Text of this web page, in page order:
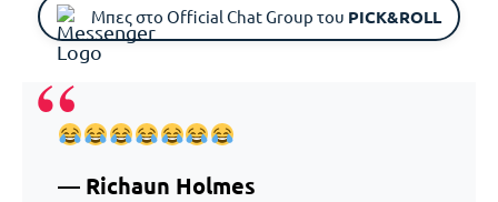
Μπες στο Official Chat Group του PICK&ROLL
— Richaun Holmes